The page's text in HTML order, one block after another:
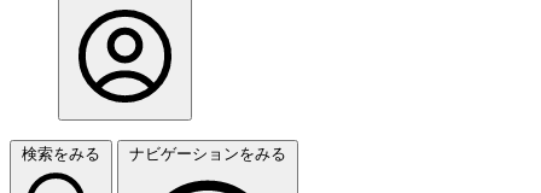
検索をみる ナビゲーションをみる